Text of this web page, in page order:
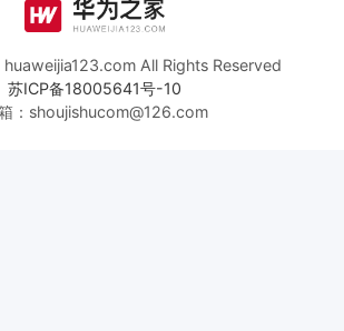
All Rights Reserved
苏ICP备18005641号-10
：shoujishucom@126.com